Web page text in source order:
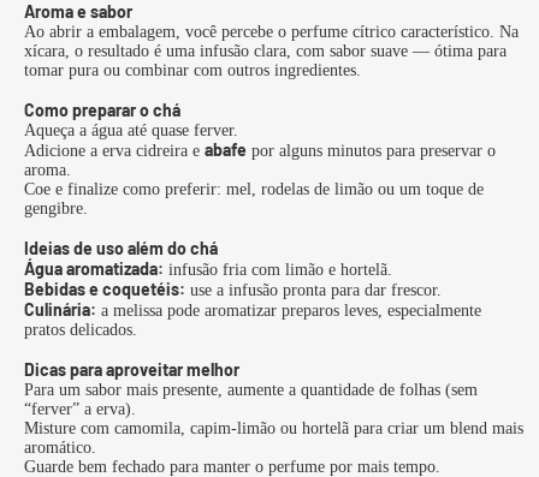
Aroma e sabor
Ao abrir a embalagem, você percebe o perfume cítrico característico. Na
xícara, o resultado é uma infusão clara, com sabor suave — ótima para
tomar pura ou combinar com outros ingredientes.
Como preparar o chá
Aqueça a água até quase ferver.
Adicione a erva cidreira e abafe por alguns minutos para preservar o
aroma.
Coe e finalize como preferir: mel, rodelas de limão ou um toque de
gengibre.
Ideias de uso além do chá
Água aromatizada: infusão fria com limão e hortelã.
Bebidas e coquetéis: use a infusão pronta para dar frescor.
Culinária: a melissa pode aromatizar preparos leves, especialmente
pratos delicados.
Dicas para aproveitar melhor
Para um sabor mais presente, aumente a quantidade de folhas (sem
“ferver” a erva).
Misture com camomila, capim-limão ou hortelã para criar um blend mais
aromático.
Guarde bem fechado para manter o perfume por mais tempo.